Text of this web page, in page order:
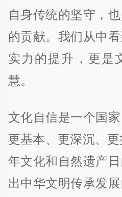
自身传统的坚守，
的贡献。我们从中
实力的提升，更是
慧。
文化自信是一个国
更基本、更深沉、
年文化和自然遗产
出中华文明传承发